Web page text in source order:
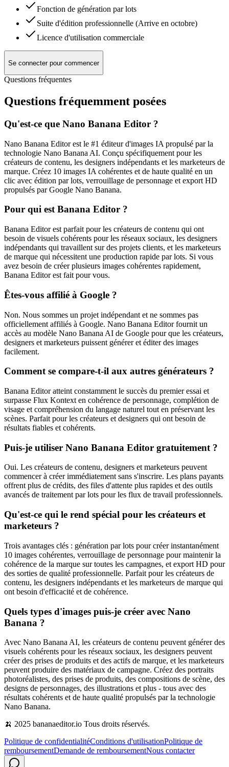
Fonction de génération par lots
Suite d'édition professionnelle (Arrive en octobre)
Licence d'utilisation commerciale
Se connecter pour commencer
Questions fréquentes
Questions fréquemment posées
Qu'est‑ce que Nano Banana Editor ?
Nano Banana Editor est le #1 éditeur d'images IA propulsé par la
technologie Nano Banana AI. Conçu spécifiquement pour les
créateurs de contenu, les designers indépendants et les marketeurs de
marque. Créez 10 images IA cohérentes et de haute qualité en un
clic avec édition par lots, verrouillage de personnage et export HD
propulsés par Google Nano Banana.
Pour qui est Banana Editor ?
Banana Editor est parfait pour les créateurs de contenu qui ont
besoin de visuels cohérents pour les réseaux sociaux, les designers
indépendants qui travaillent sur des projets clients, et les marketeurs
de marque qui nécessitent une production rapide par lots. Si vous
avez besoin de créer plusieurs images cohérentes rapidement,
Banana Editor est fait pour vous.
Êtes‑vous affilié à Google ?
Non. Nous sommes un projet indépendant et ne sommes pas
officiellement affiliés à Google. Nano Banana Editor fournit un
accès au modèle Nano Banana AI de Google pour que les créateurs,
designers et marketeurs puissent générer et éditer des images
facilement.
Comment se compare‑t‑il aux autres générateurs ?
Banana Editor atteint constamment le succès du premier essai et
surpasse Flux Kontext en cohérence de personnage, complétion de
visage et compréhension du langage naturel tout en préservant les
scènes. Parfait pour les créateurs et designers qui ont besoin de
résultats fiables et cohérents.
Puis‑je utiliser Nano Banana Editor gratuitement ?
Oui. Les créateurs de contenu, designers et marketeurs peuvent
commencer à créer immédiatement sans s'inscrire. Les plans payants
offrent plus de crédits, des files d'attente plus rapides et des outils
avancés de traitement par lots pour les flux de travail professionnels.
Qu'est‑ce qui le rend spécial pour les créateurs et
marketeurs ?
Trois avantages clés : génération par lots pour créer instantanément
10 images cohérentes, verrouillage de personnage pour maintenir la
cohérence de la marque sur toutes les campagnes, et export HD pour
des sorties de qualité professionnelle. Parfait pour les créateurs de
contenu, les designers indépendants et les marketeurs de marque qui
ont besoin d'efficacité et de cohérence.
Quels types d'images puis‑je créer avec Nano
Banana ?
Avec Nano Banana AI, les créateurs de contenu peuvent générer des
visuels cohérents pour les réseaux sociaux, les designers peuvent
créer des prises de produits et des actifs de marque, et les marketeurs
peuvent produire des matériaux de campagne. Créez des portraits
photoréalistes, des prises de produits, des compositions de scène, des
designs de personnages, des illustrations et plus - tous avec des
résultats cohérents et de haute qualité propulsés par la technologie
Nano Banana.
🍌 2025 bananaeditor.io Tous droits réservés.
Politique de confidentialitéConditions d'utilisationPolitique de
remboursementDemande de remboursementNous contacter